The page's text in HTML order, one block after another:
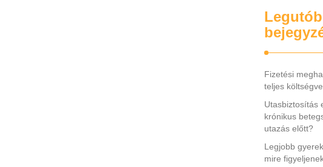
Fizetési
teljes
Utasbiztosítás
krónikus
utazás előtt?
Legjobb
mire